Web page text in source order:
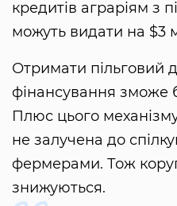
кредитів аграріям з
можуть видати на $3
Отримати пільговий
фінансування зможе
Плюс цього
не залучена до
фермерами. Тож
знижуються.